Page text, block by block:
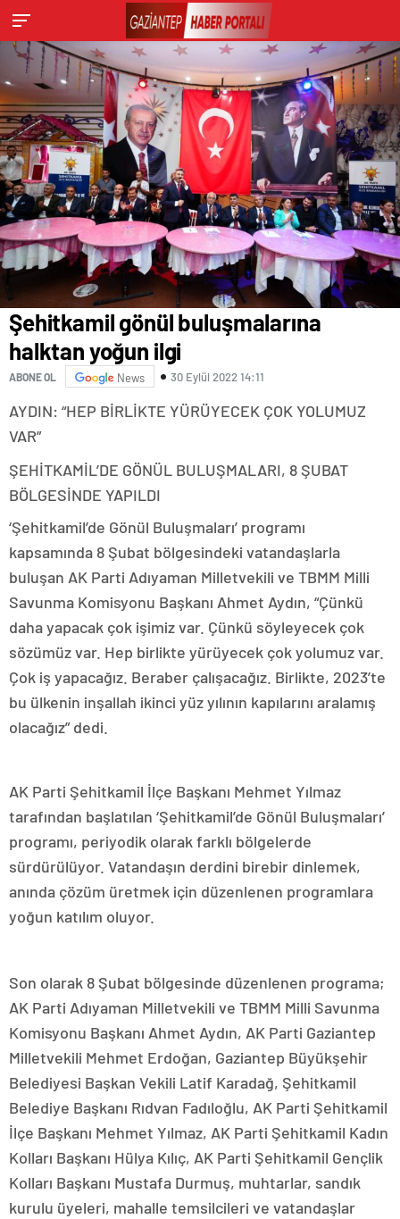
Şehitkamil gönül buluşmalarına
halktan yoğun ilgi
ABONE OL News 30 Eylül 2022 14:11
AYDIN: “HEP BİRLİKTE YÜRÜYECEK ÇOK YOLUMUZ
VAR”
ŞEHİTKAMİL’DE GÖNÜL BULUŞMALARI, 8 ŞUBAT
BÖLGESİNDE YAPILDI
‘Şehitkamil’de Gönül Buluşmaları’ programı
kapsamında 8 Şubat bölgesindeki vatandaşlarla
buluşan AK Parti Adıyaman Milletvekili ve TBMM Milli
Savunma Komisyonu Başkanı Ahmet Aydın, “Çünkü
daha yapacak çok işimiz var. Çünkü söyleyecek çok
sözümüz var. Hep birlikte yürüyecek çok yolumuz var.
Çok iş yapacağız. Beraber çalışacağız. Birlikte, 2023’te
bu ülkenin inşallah ikinci yüz yılının kapılarını aralamış
olacağız” dedi.
AK Parti Şehitkamil İlçe Başkanı Mehmet Yılmaz
tarafından başlatılan ‘Şehitkamil’de Gönül Buluşmaları’
programı, periyodik olarak farklı bölgelerde
sürdürülüyor. Vatandaşın derdini birebir dinlemek,
anında çözüm üretmek için düzenlenen programlara
yoğun katılım oluyor.
Son olarak 8 Şubat bölgesinde düzenlenen programa;
AK Parti Adıyaman Milletvekili ve TBMM Milli Savunma
Komisyonu Başkanı Ahmet Aydın, AK Parti Gaziantep
Milletvekili Mehmet Erdoğan, Gaziantep Büyükşehir
Belediyesi Başkan Vekili Latif Karadağ, Şehitkamil
Belediye Başkanı Rıdvan Fadıloğlu, AK Parti Şehitkamil
İlçe Başkanı Mehmet Yılmaz, AK Parti Şehitkamil Kadın
Kolları Başkanı Hülya Kılıç, AK Parti Şehitkamil Gençlik
Kolları Başkanı Mustafa Durmuş, muhtarlar, sandık
kurulu üyeleri, mahalle temsilcileri ve vatandaşlar